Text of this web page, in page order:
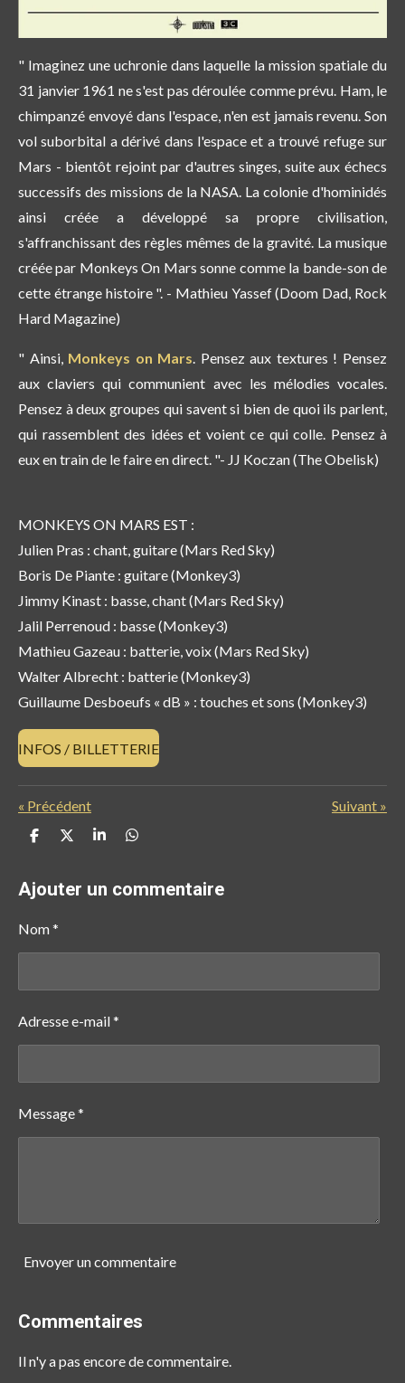
" Imaginez une uchronie dans laquelle la mission spatiale du
31 janvier 1961 ne s'est pas déroulée comme prévu. Ham, le
chimpanzé envoyé dans l'espace, n'en est jamais revenu. Son
vol suborbital a dérivé dans l'espace et a trouvé refuge sur
Mars - bientôt rejoint par d'autres singes, suite aux échecs
successifs des missions de la NASA. La colonie d'hominidés
ainsi créée a développé sa propre civilisation,
s'affranchissant des règles mêmes de la gravité. La musique
créée par Monkeys On Mars sonne comme la bande-son de
cette étrange histoire ". - Mathieu Yassef (Doom Dad, Rock
Hard Magazine)
" Ainsi, Monkeys on Mars. Pensez aux textures ! Pensez
aux claviers qui communient avec les mélodies vocales.
Pensez à deux groupes qui savent si bien de quoi ils parlent,
qui rassemblent des idées et voient ce qui colle. Pensez à
eux en train de le faire en direct. "- JJ Koczan (The Obelisk)
MONKEYS ON MARS EST :
Julien Pras : chant, guitare (Mars Red Sky)
Boris De Piante : guitare (Monkey3)
Jimmy Kinast : basse, chant (Mars Red Sky)
Jalil Perrenoud : basse (Monkey3)
Mathieu Gazeau : batterie, voix (Mars Red Sky)
Walter Albrecht : batterie (Monkey3)
Guillaume Desboeufs « dB » : touches et sons (Monkey3)
INFOS / BILLETTERIE
« Précédent Suivant »
P
t
a
e
P
t
a
P
t
a
P
t
a
Ajouter un commentaire
Nom *
Adresse e-mail *
Message *
Envoyer un commentaire
Commentaires
Il n'y a pas encore de commentaire.